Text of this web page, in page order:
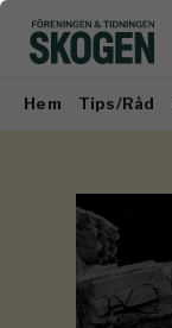
Hem Tips/Råd